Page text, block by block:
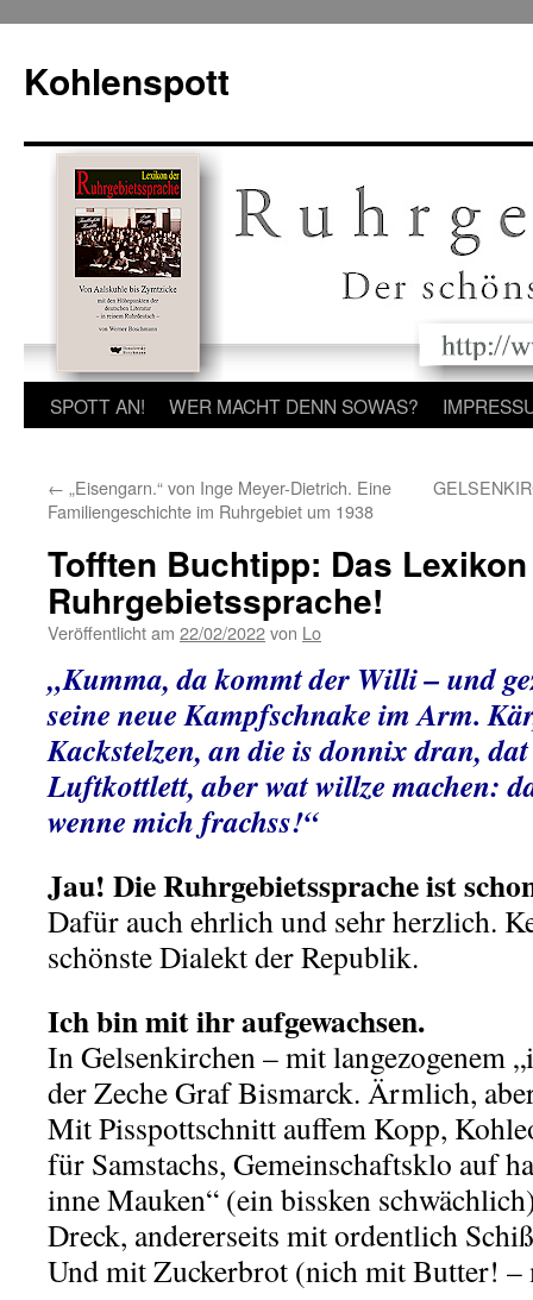
springen
Kohlenspott
SPOTT AN! WER MACHT DENN SOWAS?
← „Eisengarn.“ von Inge Meyer-Dietrich. Eine
Familiengeschichte im Ruhrgebiet um 1938
Tofften Buchtipp: Das
Ruhrgebietssprache!
Veröffentlicht am 22/02/2022von Lo
„Kumma, da kommt der Willi – und
seine neue Kampfschnake im Arm.
Kackstelzen, an die is donnix dran,
Luftkottlett, aber wat willze machen:
wenne mich frachss!“
Jau! Die Ruhrgebietssprache ist
Dafür auch ehrlich und sehr herzlich.
schönste Dialekt der Republik.
Ich bin mit ihr aufgewachsen.
In Gelsenkirchen – mit langezogenem
der Zeche Graf Bismarck. Ärmlich,
Mit Pisspottschnitt auffem Kopp,
für Samstachs, Gemeinschaftsklo auf
inne Mauken“ (ein bissken
Dreck, andererseits mit ordentlich
Und mit Zuckerbrot (nich mit Butter!